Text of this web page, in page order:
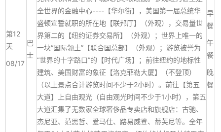
第12
天
08/17
巴
士
全世界的金融中心----【华尔街】，美国第一届总统华
盛顿宣誓就职的所在地【联邦厅】（外观），交易量世
界第二的【纽约证券交易所】（外观）；世界上唯一的
一块“国际领土”【联合国总部】（外观）；游览被誉为
“世界的十字路口”的【时代广场】；前往纽约的地标性
建筑、美国财富的象征【洛克菲勒大厦】（不登顶）
（以上景点合计游览时间不少于2小时）。前往【第五
大道】上自由观光（自由观光时间不少于1小时），第五
大道汇集了无数家全球奢侈品专卖店和旗舰店：古驰、
杰尼亚、范思哲、爱马仕、路易威登、蒂芙尼等。全年
早
餐
午
餐
晚
餐